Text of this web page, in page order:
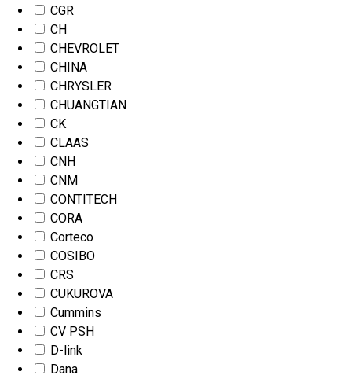
CGR
CH
CHEVROLET
CHINA
CHRYSLER
CHUANGTIAN
CK
CLAAS
CNH
CNM
CONTITECH
CORA
Corteco
COSIBO
CRS
CUKUROVA
Cummins
CV PSH
D-link
Dana